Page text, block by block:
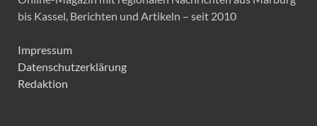
bis Kassel, Berichten und Artikeln – seit 2010
Impressum
Datenschutzerklärung
Redaktion